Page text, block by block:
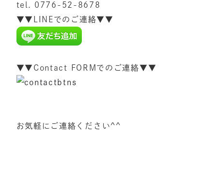
tel. 0776-52-8678
▼▼LINEでのご連絡▼▼
▼▼Contact FORMでのご連絡▼▼
お気軽にご連絡ください^^